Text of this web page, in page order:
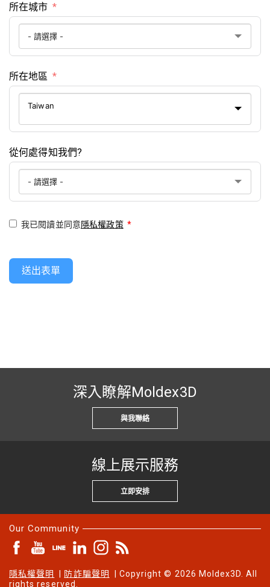
所在城市
所在地區
Taiwan
從何處得知我們?
我已閱讀並同意隱私權政策 *
送出表單
深入瞭解Moldex3D
與我聯絡
線上展示服務
立即安排
Our Community
隱私權聲明 防詐騙聲明
| Copyright © 2026 Moldex3D. All
rights reserved.